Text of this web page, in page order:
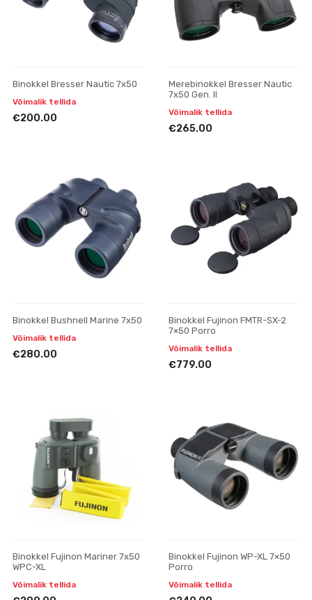
Binokkel Bresser Nautic 7x50
Võimalik tellida
€200.00
Merebinokkel Bresser Nautic
7x50 Gen. II
Võimalik tellida
€265.00
Binokkel Bushnell Marine 7x50
Võimalik tellida
€280.00
Binokkel Fujinon FMTR-SX-2
7×50 Porro
Võimalik tellida
€779.00
Binokkel Fujinon Mariner 7x50
WPC-XL
Võimalik tellida
Binokkel Fujinon WP-XL 7×50
Porro
Võimalik tellida